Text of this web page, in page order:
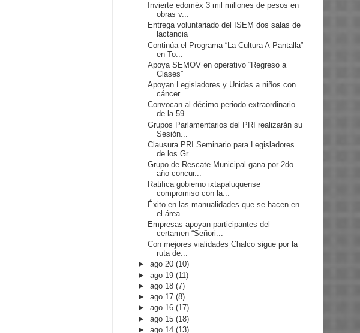
Invierte edoméx 3 mil millones de pesos en
obras v...
Entrega voluntariado del ISEM dos salas de
lactancia
Continúa el Programa “La Cultura A-Pantalla”
en To...
Apoya SEMOV en operativo “Regreso a
Clases”
Apoyan Legisladores y Unidas a niños con
cáncer
Convocan al décimo periodo extraordinario
de la 59...
Grupos Parlamentarios del PRI realizarán su
Sesión...
Clausura PRI Seminario para Legisladores
de los Gr...
Grupo de Rescate Municipal gana por 2do
año concur...
Ratifica gobierno ixtapaluquense
compromiso con la...
Éxito en las manualidades que se hacen en
el área ...
Empresas apoyan participantes del
certamen “Señori...
Con mejores vialidades Chalco sigue por la
ruta de...
►ago 20(10)
►ago 19(11)
►ago 18(7)
►ago 17(8)
►ago 16(17)
►ago 15(18)
►ago 14(13)